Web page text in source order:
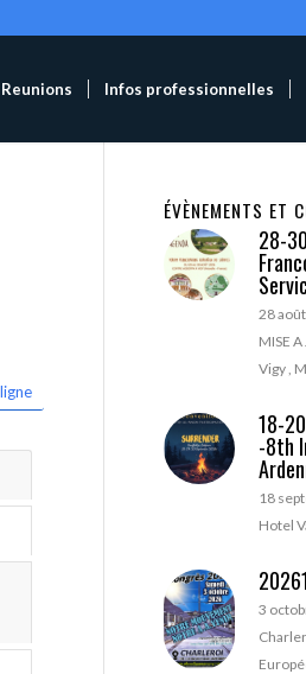
Reunions Infos professionnelles
ÉVÈNEMENTS ET
28-
28 août
MISE
Vigy ,
18-
-8th
18
Hotel
3